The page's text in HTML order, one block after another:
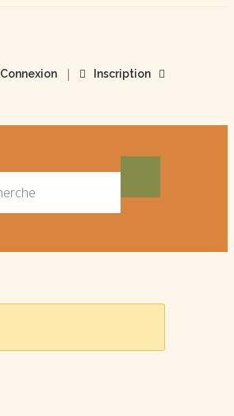
Connexion | Inscription